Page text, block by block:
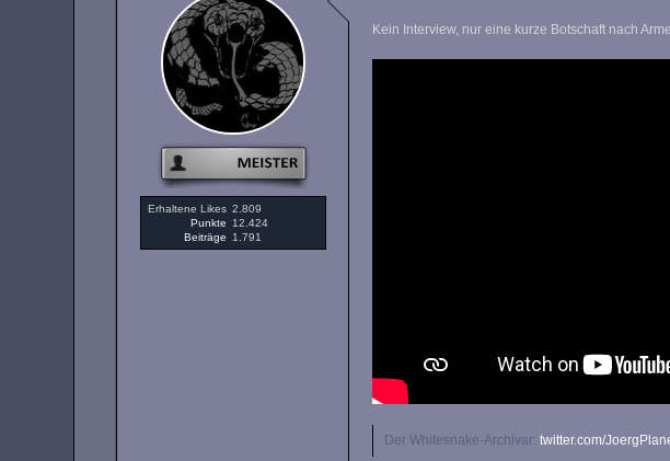
Erhaltene Likes 2.809
Punkte
12.424
Beiträge
1.791
Kein Interview, nur eine kurze Botschaft nach
Der Whitesnake-Archivar:twitter.com/